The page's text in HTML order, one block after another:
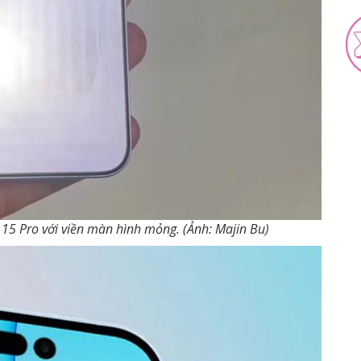
Pro với viền màn hình mỏng. (Ảnh: Majin Bu)